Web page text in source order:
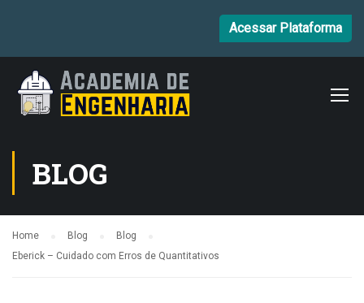
Acessar Plataforma
BLOG
Home Blog
Blog
Eberick – Cuidado com Erros de Quantitativos